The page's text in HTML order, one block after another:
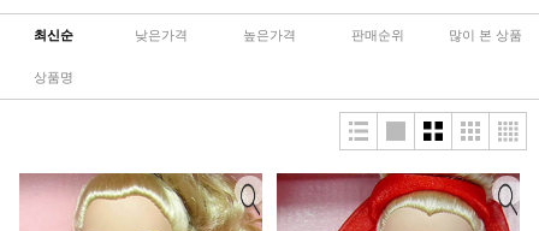
최신순 낮은가격 높은가격 판매순위 많이 본 상품
상품명